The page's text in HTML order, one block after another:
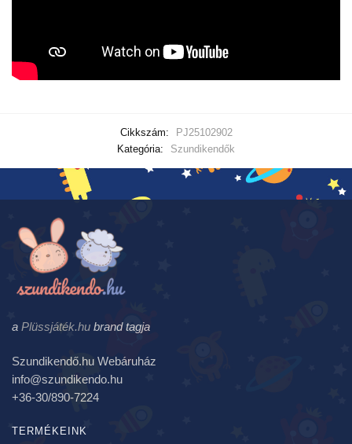
Cikkszám:
PJ25102902
Kategória:
Szundikendők
a Plüssjáték.hu brand tagja
Szundikendő.hu Webáruház
info@szundikendo.hu
+36-30/890-7224
TERMÉKEINK